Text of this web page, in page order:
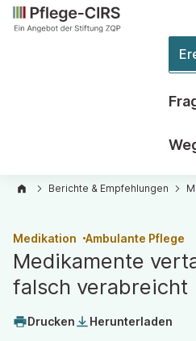
Berichte & Empfehlungen
Medikation Ambulante Pflege
Medikamente
falsch verabreicht
Drucken Herunterladen